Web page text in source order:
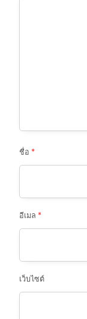
ชื่อ *
อีเมล *
เว็บไซต์